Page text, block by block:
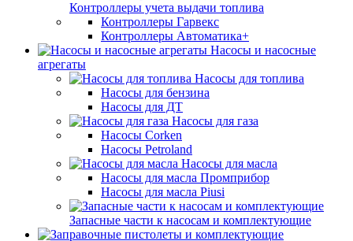
Контроллеры учета выдачи топлива
Контроллеры Гарвекс
Контроллеры Автоматика+
Насосы и насосные
агрегаты
Насосы для топлива
Насосы для бензина
Насосы для ДТ
Насосы для газа
Насосы Corken
Насосы Petroland
Насосы для масла
Насосы для масла Промприбор
Насосы для масла Piusi
Запасные части к насосам и комплектующие